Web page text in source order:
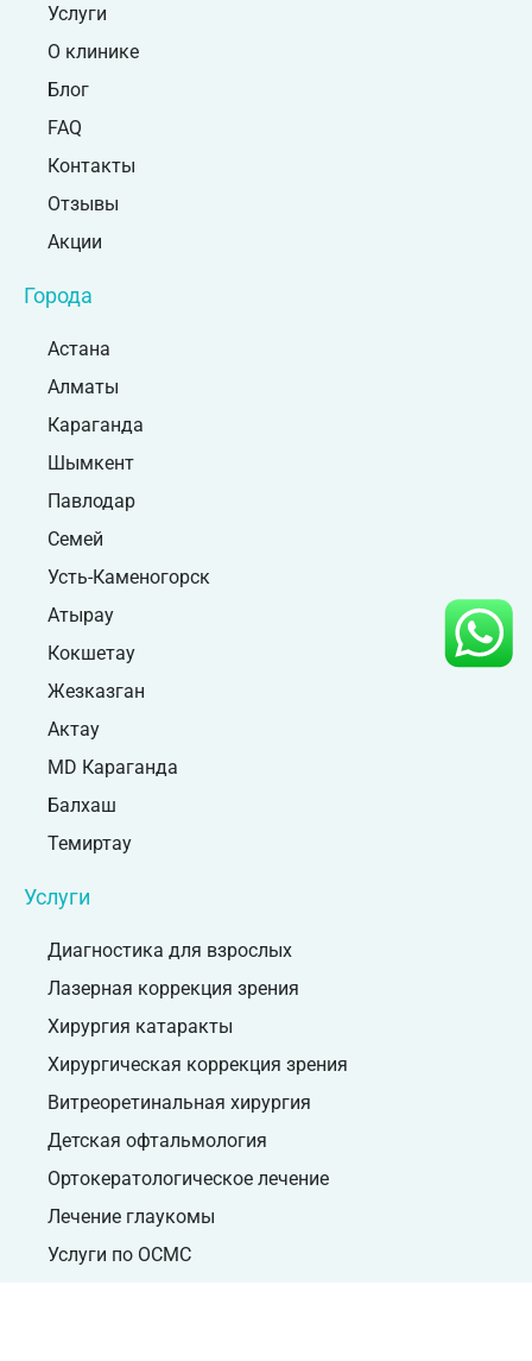
Услуги
О клинике
Блог
FAQ
Контакты
Отзывы
Акции
Города
Астана
Алматы
Караганда
Шымкент
Павлодар
Семей
Усть-Каменогорск
Атырау
Кокшетау
Жезказган
Актау
MD Караганда
Балхаш
Темиртау
Услуги
Диагностика для взрослых
Лазерная коррекция зрения
Хирургия катаракты
Хирургическая коррекция зрения
Витреоретинальная хирургия
Детская офтальмология
Ортокератологическое лечение
Лечение глаукомы
Услуги по ОСМС